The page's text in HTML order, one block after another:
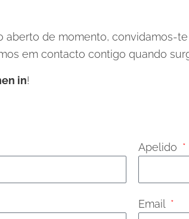
de momento, convidamos-
em contacto contigo quando
in!
Apelido
Email